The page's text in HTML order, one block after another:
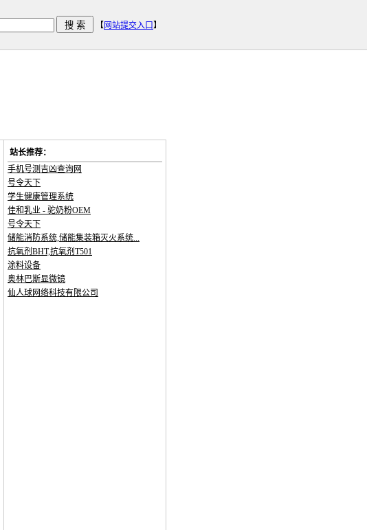
【网站提交入口】
站长推荐：
手机号测吉凶查询网
号令天下
学生健康管理系统
佳和乳业 - 驼奶粉OEM
号令天下
储能消防系统,储能集装箱灭火系统...
抗氧剂BHT,抗氧剂T501
涂料设备
奥林巴斯显微镜
仙人球网络科技有限公司